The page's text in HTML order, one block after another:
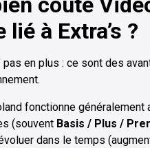
à Extra’s ?
pas en plus : ce sont des
fonctionne généralement
(souvent Basis / Plus /
dans le temps